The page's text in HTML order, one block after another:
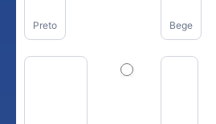
Preto Bege